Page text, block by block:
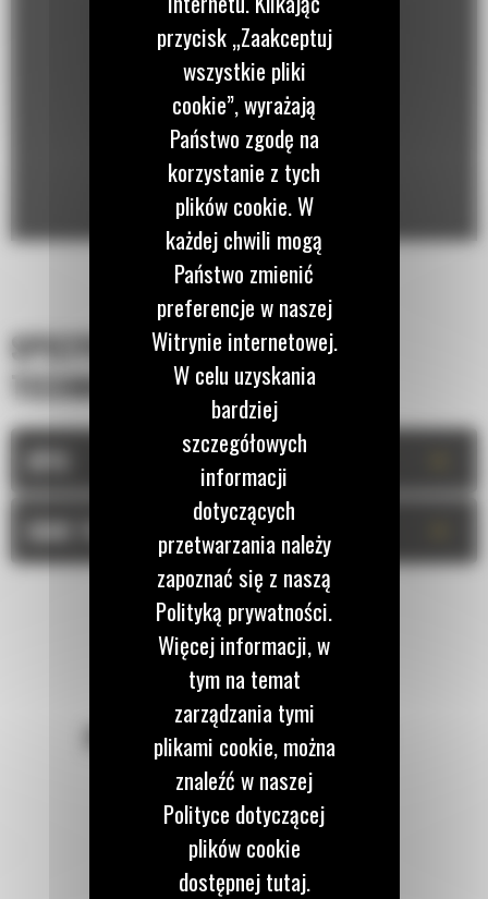
SPECYFIKACJA
TECHNICZNA
DANE TECHNICZNE
POZOSTAŃMY W KONTAKCIE
Zadzwoń do nas
przycisk „Zaakceptuj
wszystkie pliki
cookie”, wyrażają
Państwo zgodę na
korzystanie z tych
plików cookie. W
każdej chwili mogą
Państwo zmienić
preferencje w naszej
Witrynie internetowej.
W celu uzyskania
bardziej
szczegółowych
informacji
dotyczących
przetwarzania należy
zapoznać się z naszą
Polityką prywatności.
Więcej informacji, w
tym na temat
zarządzania tymi
plikami cookie, można
znaleźć w naszej
Polityce dotyczącej
plików cookie
dostępnej tutaj.